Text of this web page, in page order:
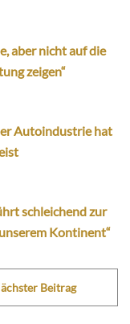
aber nicht auf die
zeigen“
Autoindustrie hat
schleichend zur
Kontinent“
Beitrag